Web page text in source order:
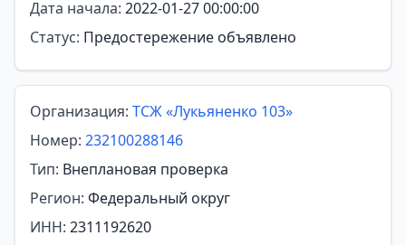
Дата начала: 2022-01-27 00:00:00
Статус: Предостережение объявлено
Организация: ТСЖ «Лукьяненко 103»
Номер: 232100288146
Тип: Внеплановая проверка
Регион: Федеральный округ
ИНН: 2311192620